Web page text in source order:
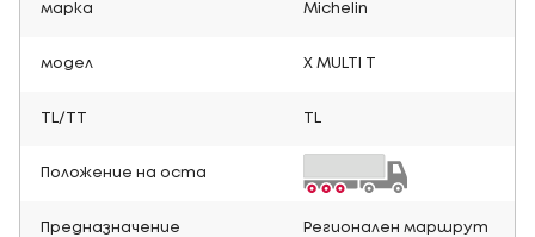
марка Michelin
модел X MULTI T
TL/TT
Положение на оста
Предназначение Регионален маршрут